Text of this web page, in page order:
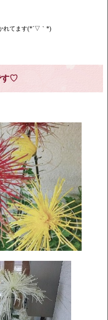
れてます(*´▽｀*)
す♡